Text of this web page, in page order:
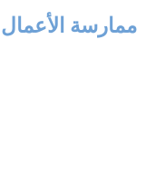
ممارسة